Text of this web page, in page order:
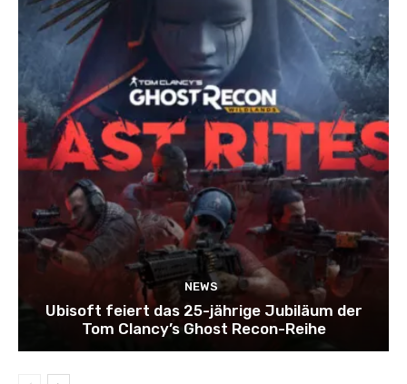
NEWS
Ubisoft feiert das 25-jährige Jubiläum der
Tom Clancy’s Ghost Recon-Reihe